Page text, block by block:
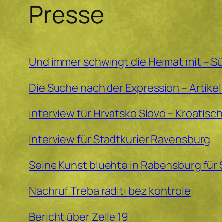
Presse
Und immer schwingt die Heimat mit –
Die Suche nach der Expression –
Interview für Hrvatsko Slovo –
Interview für Stadtkurier Ravensburg
Seine Kunst bluehte in Rabensburg
Nachruf Treba raditi bez kontrole
Bericht über Zelle 19